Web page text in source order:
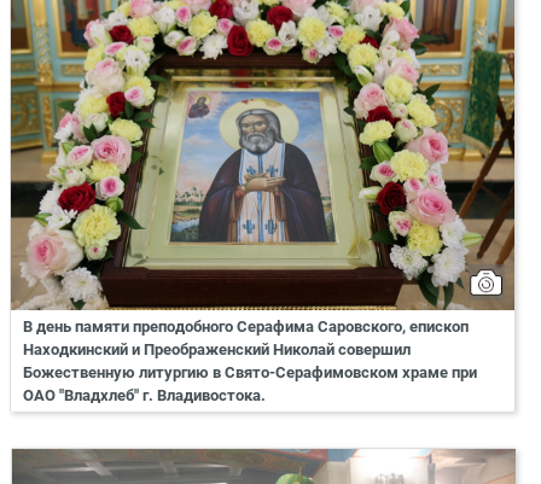
В день памяти преподобного Серафима Саровского, епископ
Находкинский и Преображенский Николай совершил
Божественную литургию в Свято-Серафимовском храме при
ОАО "Владхлеб" г. Владивостока.